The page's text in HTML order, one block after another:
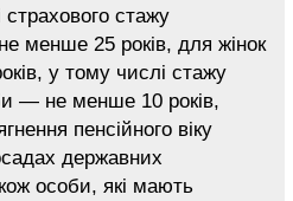
страхового стажу
менше 25 років, для жінок
у тому числі стажу
— не менше 10 років,
пенсійного віку
державних
особи, які мають